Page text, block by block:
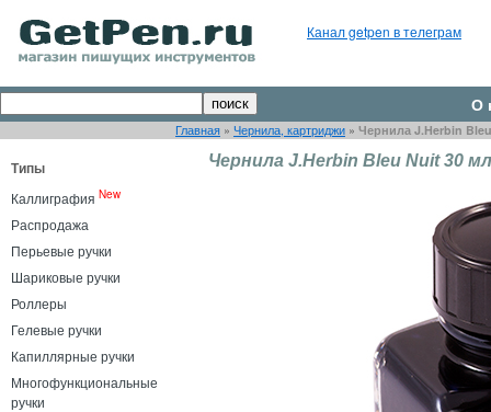
Канал getpen в телеграм
О
Главная » Чернила, картриджи » Чернила J.Herbin
Типы
Каллиграфия New
Распродажа
Перьевые ручки
Шариковые ручки
Роллеры
Гелевые ручки
Капиллярные ручки
Многофункциональные
ручки
Чернила J.Herbin Bleu Nuit 30 мл